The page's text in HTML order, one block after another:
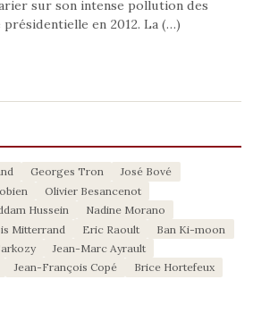
sur son intense pollution des
présidentielle en 2012. La (…)
Georges Tron
José Bové
Olivier Besancenot
Hussein
Nadine Morano
Mitterrand Eric Raoult
Ban Ki-moon
Jean-Marc Ayrault
Jean-François Copé Brice Hortefeux